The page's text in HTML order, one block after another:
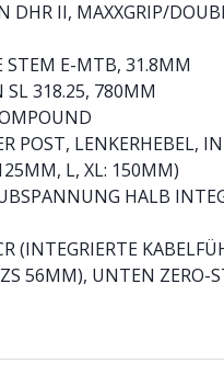
DHR II, MAXXGRIP/
STEM E-MTB, 31.8MM
SL 318.25, 780MM
POST, LENKERHEBEL,
L, XL: 150MM)
HALB
(INTEGRIERTE
56MM), UNTEN ZERO-